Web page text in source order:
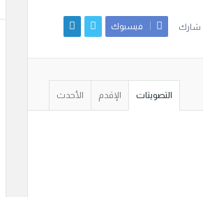
شارك فيسبوك
التصويتات الإقدم الأحدث